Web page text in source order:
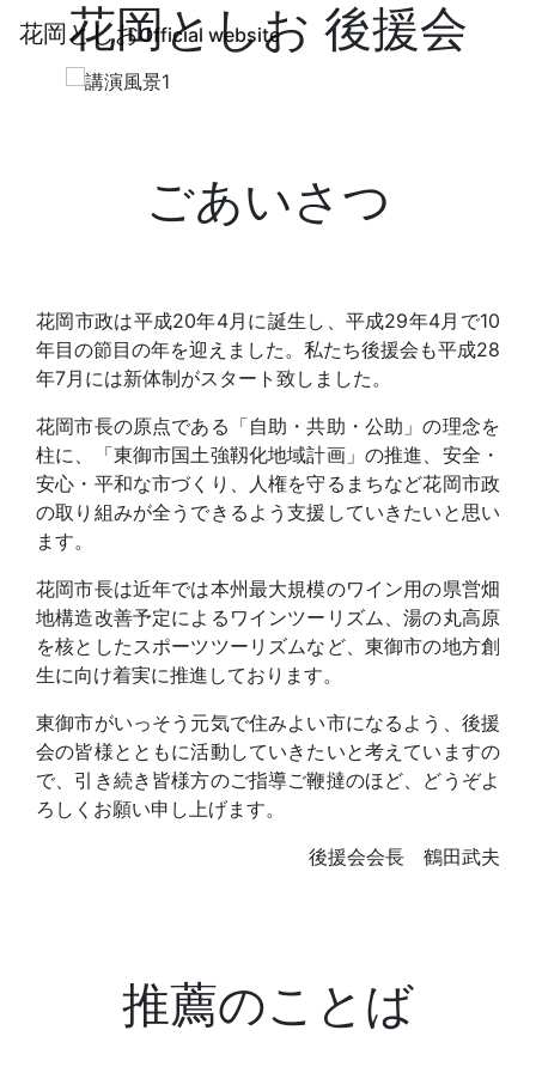
花岡としおOfficial website
花岡としお 後援会
ごあいさつ
花岡市政は平成20年4月に誕生し、平成29年4月で10
年目の節目の年を迎えました。私たち後援会も平成28
年7月には新体制がスタート致しました。
花岡市長の原点である「自助・共助・公助」の理念を
柱に、「東御市国土強靱化地域計画」の推進、安全・
安心・平和な市づくり、人権を守るまちなど花岡市政
の取り組みが全うできるよう支援していきたいと思い
ます。
花岡市長は近年では本州最大規模のワイン用の県営畑
地構造改善予定によるワインツーリズム、湯の丸高原
を核としたスポーツツーリズムなど、東御市の地方創
生に向け着実に推進しております。
東御市がいっそう元気で住みよい市になるよう、後援
会の皆様とともに活動していきたいと考えていますの
で、引き続き皆様方のご指導ご鞭撻のほど、どうぞよ
ろしくお願い申し上げます。
後援会会長 鶴田武夫
推薦のことば